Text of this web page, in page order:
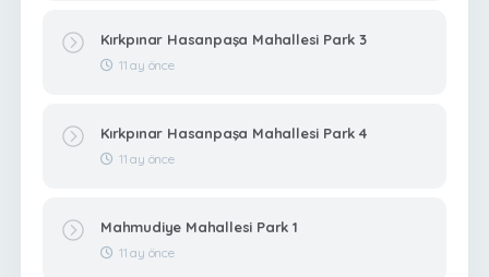
Kırkpınar Hasanpaşa Mahallesi Park 3
11 ay önce
Kırkpınar Hasanpaşa Mahallesi Park 4
11 ay önce
Mahmudiye Mahallesi Park 1
11 ay önce